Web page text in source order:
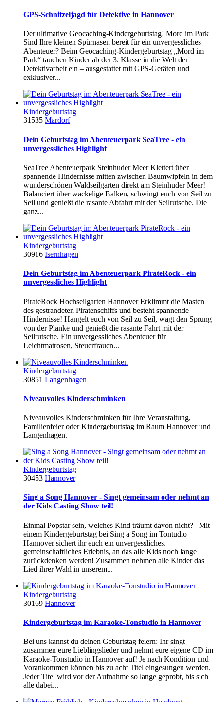
GPS-Schnitzeljagd für Detektive in Hannover
Der ultimative Geocaching-Kindergeburtstag! Mord im Park
Sind Ihre kleinen Spürnasen bereit für ein unvergessliches
Abenteuer? Beim Geocaching-Kindergeburtstag „Mord im
Park“ tauchen Kinder ab der 3. Klasse in die Welt der
Detektivarbeit ein – ausgestattet mit GPS-Geräten und
exklusiver...
Kindergeburtstag
31535 Mardorf
Dein Geburtstag im Abenteuerpark SeaTree - ein
unvergessliches Highlight
SeaTree Abenteuerpark Steinhuder Meer Klettert über
spannende Hindernisse mitten zwischen Baumwipfeln in dem
wunderschönen Waldseilgarten direkt am Steinhuder Meer!
Balanciert über wackelige Balken, schwingt euch von Seil zu
Seil und genießt die rasante Abfahrt mit der Seilrutsche. Die
ganz...
Kindergeburtstag
30916 Isernhagen
Dein Geburtstag im Abenteuerpark PirateRock - ein
unvergessliches Highlight
PirateRock Hochseilgarten Hannover Erklimmt die Masten
des gestrandeten Piratenschiffs und besteht spannende
Hindernisse! Hangelt euch von Seil zu Seil, wagt den Sprung
von der Planke und genießt die rasante Fahrt mit der
Seilrutsche. Ein unvergessliches Abenteuer für
Leichtmatrosen, Steuerfrauen...
Kindergeburtstag
30851 Langenhagen
Niveauvolles Kinderschminken
Niveauvolles Kinderschminken für Ihre Veranstaltung,
Familienfeier oder Kindergeburtstag im Raum Hannover und
Langenhagen.
Kindergeburtstag
30453 Hannover
Sing a Song Hannover - Singt gemeinsam oder nehmt an
der Kids Casting Show teil!
Einmal Popstar sein, welches Kind träumt davon nicht? Mit
einem Kindergeburtstag bei Sing a Song im Tontudio
Hannover sichert ihr euch ein unvergessliches,
gemeinschaftliches Erlebnis, an das alle Kids noch lange
zurückdenken werden! Zusammen nehmen alle Kinder das
Lied ihrer Wahl in unserem...
Kindergeburtstag
30169 Hannover
Kindergeburtstag im Karaoke-Tonstudio in Hannover
Bei uns kannst du deinen Geburtstag feiern: Ihr singt
zusammen eure Lieblingslieder und nehmt eure eigene CD im
Karaoke-Tonstudio in Hannover auf! Je nach Kondition und
Vorankommen können bis zu acht Titel eingesungen werden.
Jeder Titel wird vor der Aufnahme so lange geprobt, bis sich
alle dabei...